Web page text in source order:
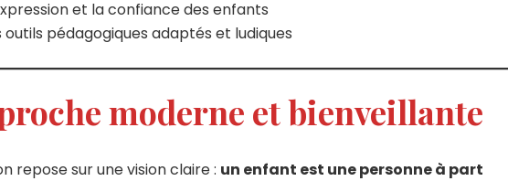
et la confiance des enfants
pédagogiques adaptés et ludiques
moderne et bienveillante
repose sur une vision claire : un enfant est une personne à part